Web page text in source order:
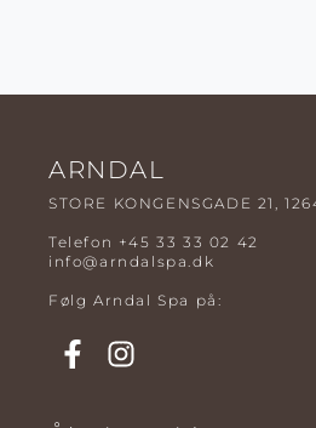
ARNDAL
STORE KONGENSGADE 21,
Telefon +45 33 33 02 42
info@arndalspa.dk
Følg Arndal Spa på: